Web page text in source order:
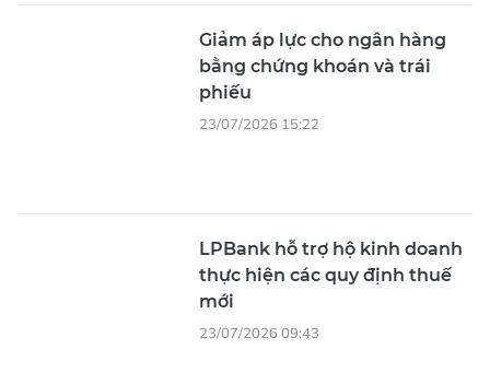
Giảm áp lực cho ngân hàng
bằng chứng khoán và trái
phiếu
23/07/2026 15:22
LPBank hỗ trợ hộ kinh doanh
thực hiện các quy định thuế
mới
23/07/2026 09:43